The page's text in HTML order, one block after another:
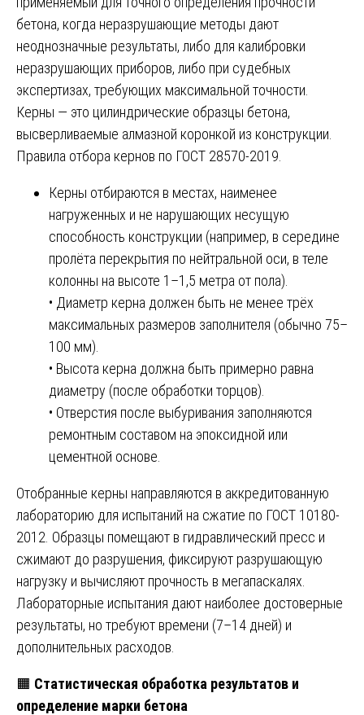
бетона, когда неразрушающие методы дают
неоднозначные результаты, либо для калибровки
неразрушающих приборов, либо при судебных
экспертизах, требующих максимальной точности.
Керны — это цилиндрические образцы бетона,
высверливаемые алмазной коронкой из конструкции.
Правила отбора кернов по ГОСТ 28570-2019.
Керны отбираются в местах, наименее
нагруженных и не нарушающих несущую
способность конструкции (например, в середине
пролёта перекрытия по нейтральной оси, в теле
колонны на высоте 1–1,5 метра от пола).
• Диаметр керна должен быть не менее трёх
максимальных размеров заполнителя (обычно 75–
100 мм).
• Высота керна должна быть примерно равна
диаметру (после обработки торцов).
• Отверстия после выбуривания заполняются
ремонтным составом на эпоксидной или
цементной основе.
Отобранные керны направляются в аккредитованную
лабораторию для испытаний на сжатие по ГОСТ 10180-
2012. Образцы помещают в гидравлический пресс и
сжимают до разрушения, фиксируют разрушающую
нагрузку и вычисляют прочность в мегапаскалях.
Лабораторные испытания дают наиболее достоверные
результаты, но требуют времени (7–14 дней) и
дополнительных расходов.
🟧 Статистическая обработка результатов и
определение марки бетона